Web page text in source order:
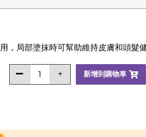
，局部塗抹時可幫助維持皮膚和頭髮健
新增到購物車